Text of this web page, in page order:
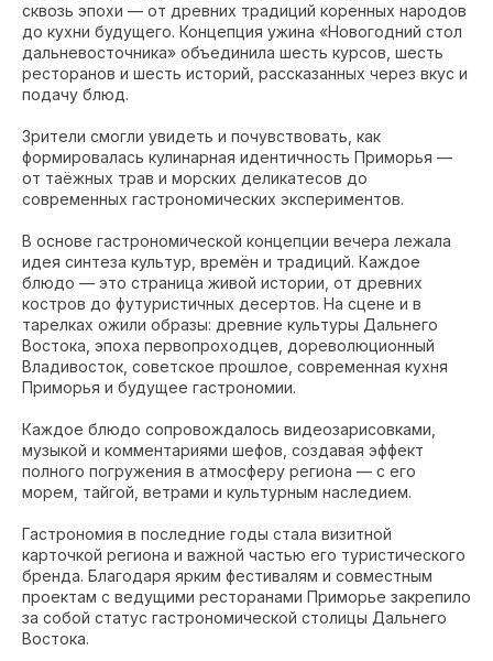
сквозь эпохи — от древних традиций коренных народов
до кухни будущего. Концепция ужина «Новогодний стол
дальневосточника» объединила шесть курсов, шесть
ресторанов и шесть историй, рассказанных через вкус и
подачу блюд.
Зрители смогли увидеть и почувствовать, как
формировалась кулинарная идентичность Приморья —
от таёжных трав и морских деликатесов до
современных гастрономических экспериментов.
В основе гастрономической концепции вечера лежала
идея синтеза культур, времён и традиций. Каждое
блюдо — это страница живой истории, от древних
костров до футуристичных десертов. На сцене и в
тарелках ожили образы: древние культуры Дальнего
Востока, эпоха первопроходцев, дореволюционный
Владивосток, советское прошлое, современная кухня
Приморья и будущее гастрономии.
Каждое блюдо сопровождалось видеозарисовками,
музыкой и комментариями шефов, создавая эффект
полного погружения в атмосферу региона — с его
морем, тайгой, ветрами и культурным наследием.
Гастрономия в последние годы стала визитной
карточкой региона и важной частью его туристического
бренда. Благодаря ярким фестивалям и совместным
проектам с ведущими ресторанами Приморье закрепило
за собой статус гастрономической столицы Дальнего
Востока.